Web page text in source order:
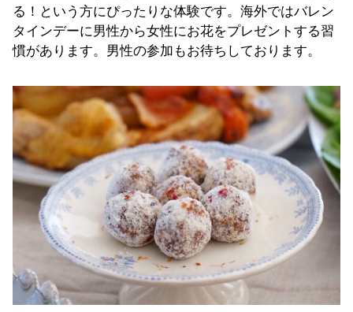
る！という方にぴったりな体験です。海外ではバレン
タインデーに男性から女性にお花をプレゼントする習
慣があります。男性の参加もお待ちしております。